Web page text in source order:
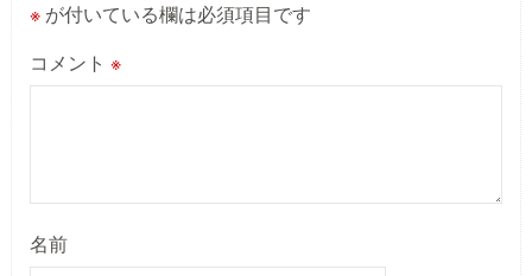
※が付いている欄は必須項目です
コメント ※
名前